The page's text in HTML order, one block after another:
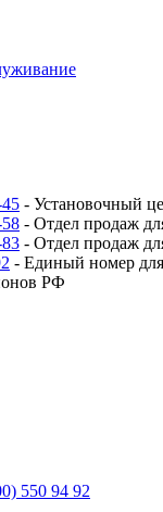
- Установочный
- Отдел продаж
- Отдел продаж
- Единый номер
РФ
550 94 92